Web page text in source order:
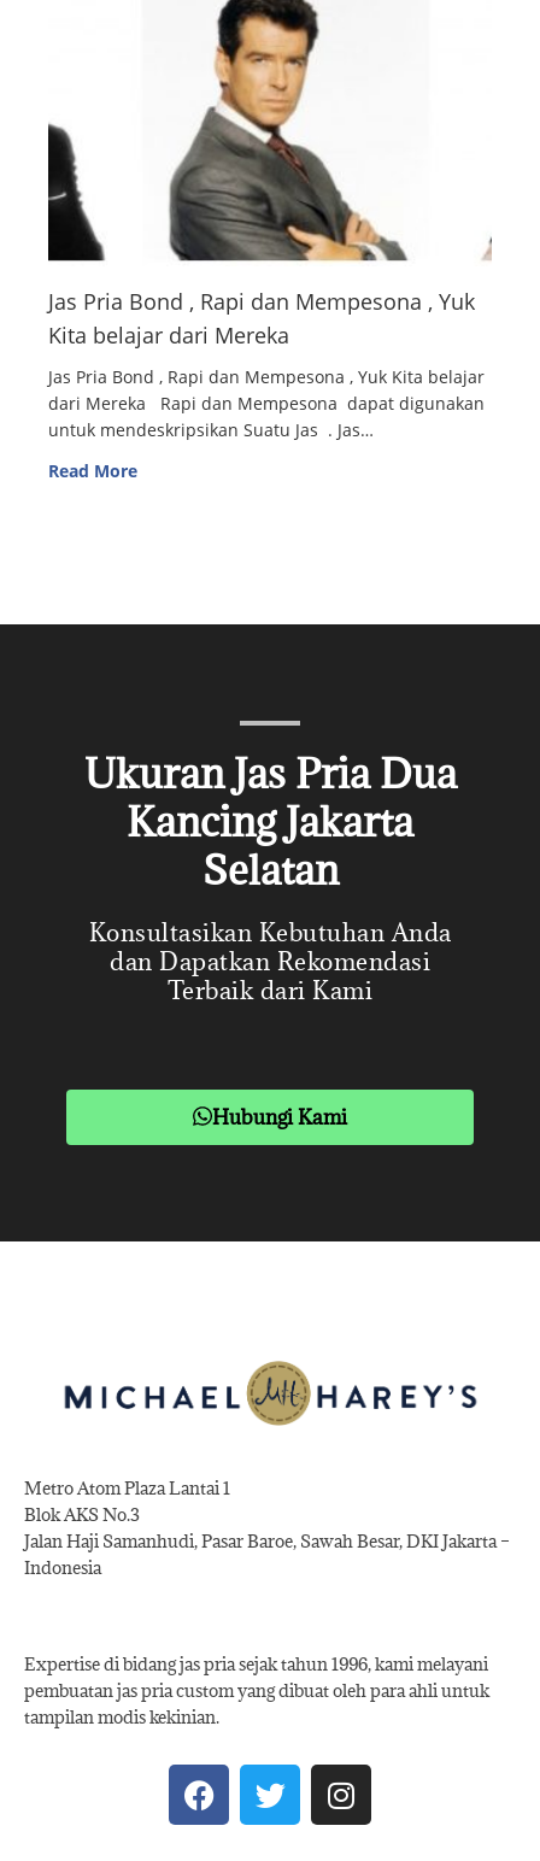
Jas Pria Bond , Rapi dan Mempesona , Yuk
Kita belajar dari Mereka
Jas Pria Bond , Rapi dan Mempesona , Yuk Kita belajar
dari Mereka Rapi dan Mempesona dapat digunakan
untuk mendeskripsikan Suatu Jas . Jas…
Read More
Ukuran Jas Pria Dua
Kancing Jakarta
Selatan
Konsultasikan Kebutuhan Anda
dan Dapatkan Rekomendasi
Terbaik dari Kami
Hubungi Kami
Metro Atom Plaza Lantai 1
Blok AKS No.3
Jalan Haji Samanhudi, Pasar Baroe, Sawah Besar, DKI Jakarta –
Indonesia
Expertise di bidang jas pria sejak tahun 1996, kami melayani
pembuatan jas pria custom yang dibuat oleh para ahli untuk
tampilan modis kekinian.